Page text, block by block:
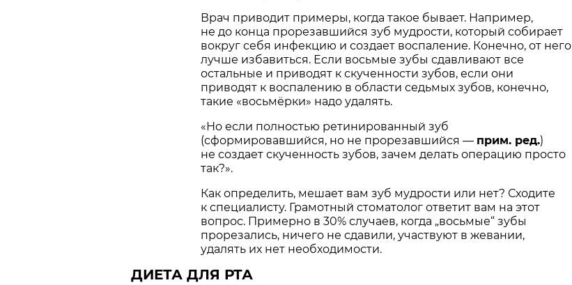
Врач приводит примеры, когда такое бывает. Например,
не до конца прорезавшийся зуб мудрости, который собирает
вокруг себя инфекцию и создает воспаление. Конечно, от него
лучше избавиться. Если восьмые зубы сдавливают все
остальные и приводят к скученности зубов, если они
приводят к воспалению в области седьмых зубов, конечно,
такие «восьмёрки» надо удалять.
«Но если полностью ретинированный зуб
(сформировавшийся, но не прорезавшийся — прим. ред.)
не создает скученность зубов, зачем делать операцию просто
так?».
Как определить, мешает вам зуб мудрости или нет? Сходите
к специалисту. Грамотный стоматолог ответит вам на этот
вопрос. Примерно в 30% случаев, когда „восьмые“ зубы
прорезались, ничего не сдавили, участвуют в жевании,
удалять их нет необходимости.
ДИЕТА ДЛЯ РТА